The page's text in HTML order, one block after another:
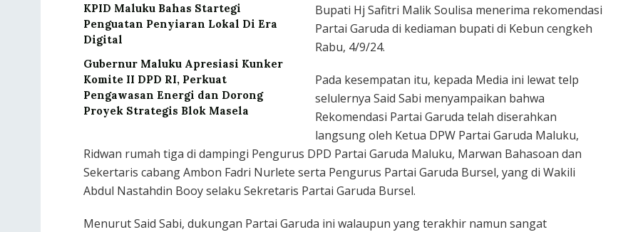
KPID Maluku Bahas Startegi
Penguatan Penyiaran Lokal Di Era
Digital
Gubernur Maluku Apresiasi Kunker
Komite II DPD RI, Perkuat
Pengawasan Energi dan Dorong
Proyek Strategis Blok Masela
Bupati Hj Safitri Malik Soulisa menerima rekomendasi
Partai Garuda di kediaman bupati di Kebun cengkeh
Rabu, 4/9/24.
Pada kesempatan itu, kepada Media ini lewat telp
selulernya Said Sabi menyampaikan bahwa
Rekomendasi Partai Garuda telah diserahkan
langsung oleh Ketua DPW Partai Garuda Maluku,
Ridwan rumah tiga di dampingi Pengurus DPD Partai Garuda Maluku, Marwan Bahasoan dan
Sekertaris cabang Ambon Fadri Nurlete serta Pengurus Partai Garuda Bursel, yang di Wakili
Abdul Nastahdin Booy selaku Sekretaris Partai Garuda Bursel.
Menurut Said Sabi, dukungan Partai Garuda ini walaupun yang terakhir namun sangat